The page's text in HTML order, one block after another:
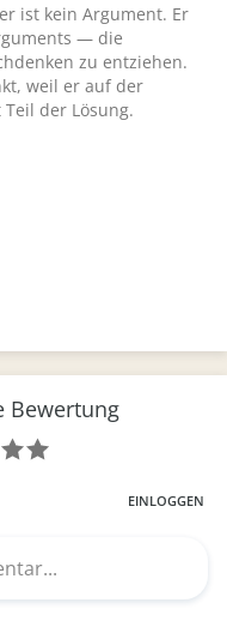
ist kein Argument. Er
— die
zu entziehen.
weil er auf der
der Lösung.